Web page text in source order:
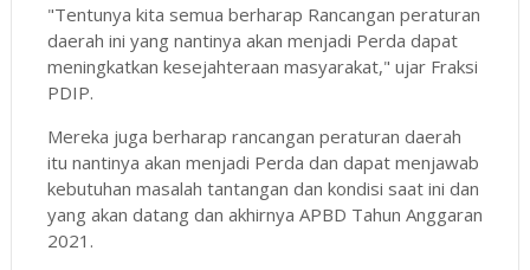
"Tentunya kita semua berharap Rancangan peraturan
daerah ini yang nantinya akan menjadi Perda dapat
meningkatkan kesejahteraan masyarakat," ujar Fraksi
PDIP.
Mereka juga berharap rancangan peraturan daerah
itu nantinya akan menjadi Perda dan dapat menjawab
kebutuhan masalah tantangan dan kondisi saat ini dan
yang akan datang dan akhirnya APBD Tahun Anggaran
2021.